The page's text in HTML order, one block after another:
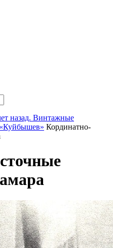
назад. Винтажные
Кординатно-